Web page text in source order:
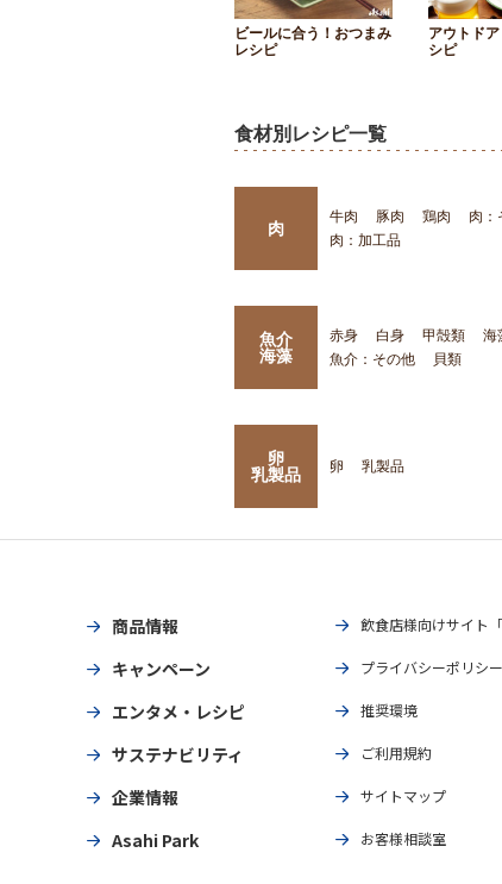
ビールに合う！おつまみ
レシピ
アウトド
シピ
食材別レシピ一覧
肉
牛肉 豚肉 鶏肉
肉：
肉：加工品
魚介
海藻
赤身 白身 甲殻類
海
魚介：その他
貝類
卵
乳製品
卵 乳製品
商品情報
キャンペーン
エンタメ・レシピ
サステナビリティ
企業情報
Asahi Park
飲食店様向けサイト
プライバシーポリシー
推奨環境
ご利用規約
サイトマップ
お客様相談室